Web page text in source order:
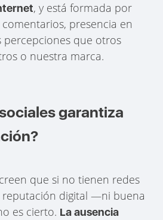
, y está formada por
presencia en
percepciones que otros
o nuestra marca.
garantiza
que si no tienen redes
reputación digital —ni buena
es cierto. La ausencia